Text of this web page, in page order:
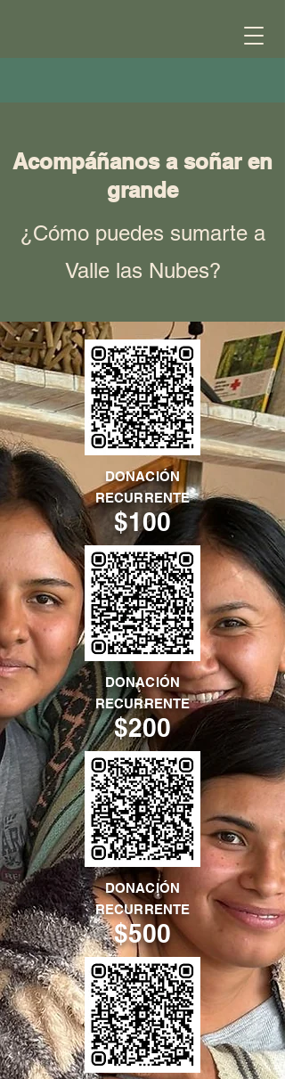
Acompáñanos a soñar en
grande
¿Cómo puedes sumarte a
Valle las Nubes?
DONACIÓN
RECURRENTE
$100
DONACIÓN
RECURRENTE
$200
DONACIÓN
RECURRENTE
$500